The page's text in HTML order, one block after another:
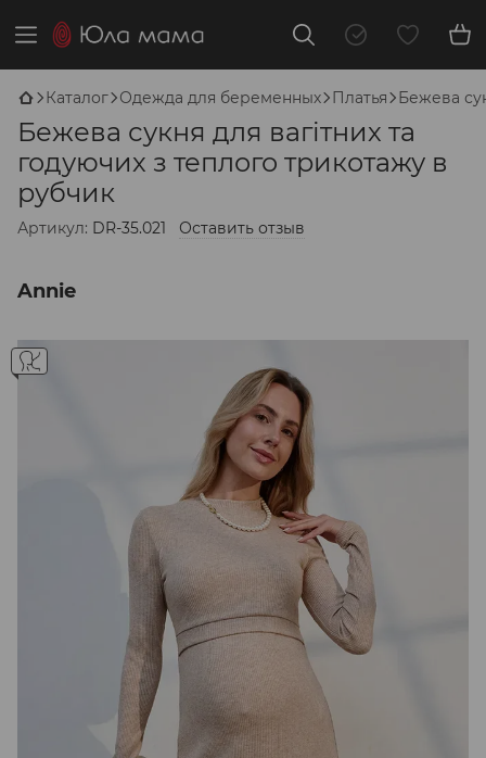
Каталог Одежда для беременных Платья Бежева
Бежева сукня для вагітних та
годуючих з теплого трикотажу в
рубчик
Артикул: DR-35.021 Оставить отзыв
Annie